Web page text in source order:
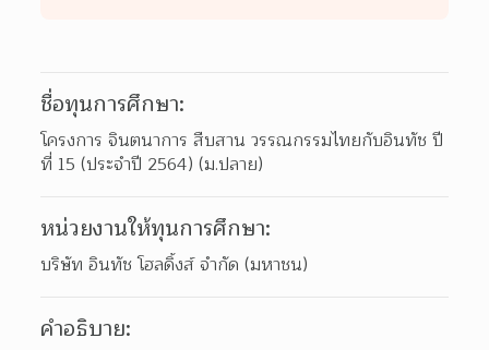
ชื่อทุนการศึกษา:
โครงการ จินตนาการ สืบสาน วรรณกรรมไทยกับอินทัช ปี
ที่ 15 (ประจำปี 2564) (ม.ปลาย)
หน่วยงานให้ทุนการศึกษา:
บริษัท อินทัช โฮลดิ้งส์ จำกัด (มหาชน)
คำอธิบาย: